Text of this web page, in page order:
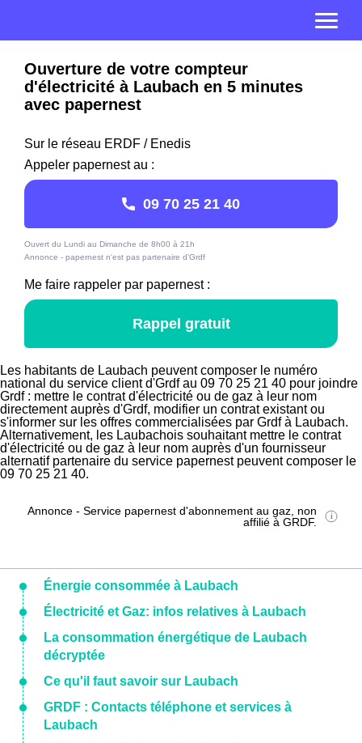
Ouverture de votre compteur
d'électricité à Laubach en 5 minutes
avec papernest
Sur le réseau ERDF / Enedis
Appeler papernest au :
09 70 25 21 40
Ouvert du Lundi au Dimanche de 8h00 à 21h
Annonce - papernest n'est pas partenaire d'Grdf
Me faire rappeler par papernest :
Rappel gratuit
Les habitants de Laubach peuvent composer le numéro
national du service client d'Grdf au 09 70 25 21 40 pour joindre
Grdf : mettre le contrat d'électricité ou de gaz à leur nom
directement auprès d'Grdf, modifier un contrat existant ou
s'informer sur les offres commercialisées par Grdf à Laubach.
Alternativement, les Laubachois souhaitant mettre le contrat
d'électricité ou de gaz à leur nom auprès d'un fournisseur
alternatif partenaire du service papernest peuvent composer le
09 70 25 21 40.
Annonce - Service papernest d'abonnement au gaz, non
affilié à GRDF.
Énergie consommée à Laubach
Électricité et Gaz: infos relatives à Laubach
La consommation énergétique de Laubach
décryptée
Ce qu'il faut savoir sur Laubach
GRDF : Contacts téléphone et services à
Laubach